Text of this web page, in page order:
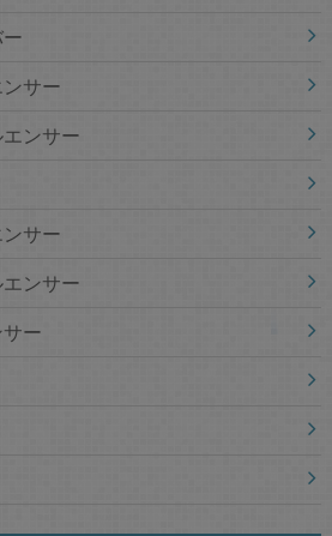
サー
ンサー
サー
ンサー
ー